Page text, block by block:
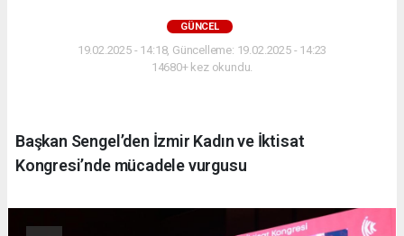
GÜNCEL
19.02.2025 - 14:18, Güncelleme: 19.02.2025 - 14:23
14680+ kez okundu.
Başkan Sengel’den İzmir Kadın ve İktisat
Kongresi’nde mücadele vurgusu